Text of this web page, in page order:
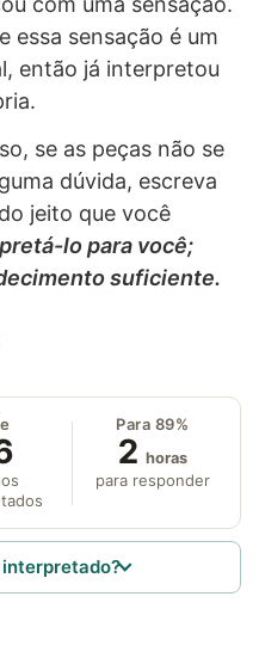
essa sensação é um
então já interpretou
se as peças não se
dúvida, escreva
jeito que você
lo para você;
suficiente.
Para 89%
2 horas
para responder